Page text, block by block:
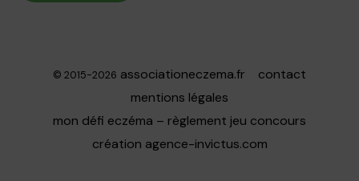
© 2015-2026 associationeczema.fr
contact
mentions légales
mon défi eczéma – règlement jeu concours
création agence-invictus.com